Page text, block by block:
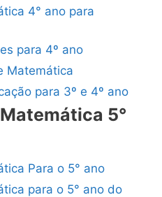
4° ano para
para 4º ano
Matemática
para 3º e 4º ano
5°
Para o 5° ano
para o 5° ano do